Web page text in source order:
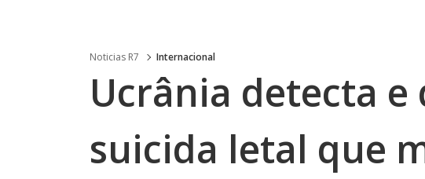
Noticias R7 Internacional
Ucrânia detecta
suicida letal que